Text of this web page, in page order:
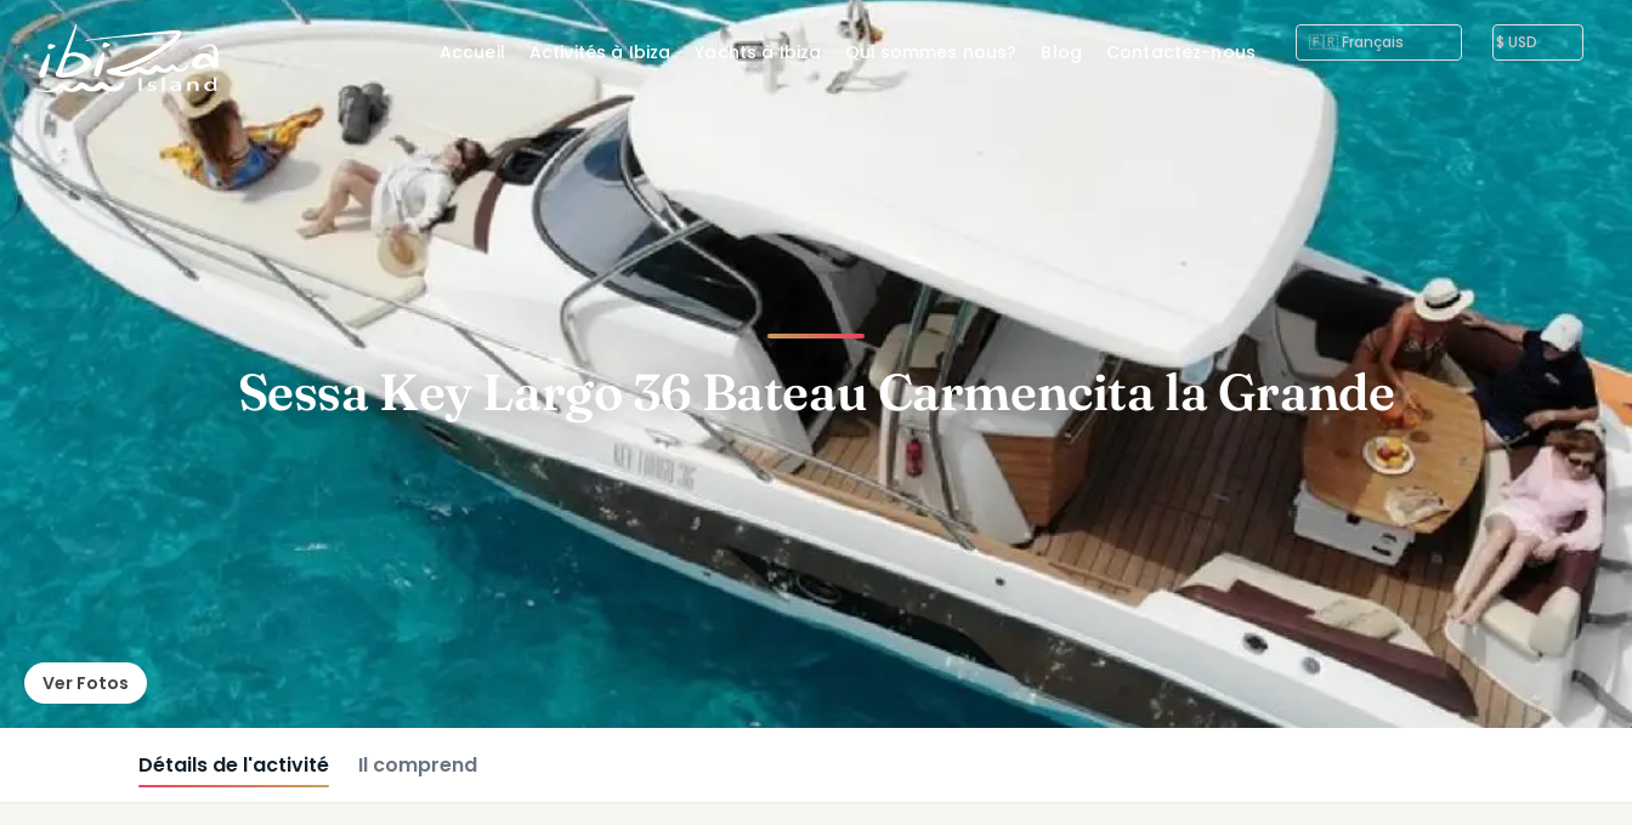
Sessa Key Largo 36 Bateau Carmencita la Grande
Ver Fotos
Détails de l'activité Il comprend
Accueil Activités à Ibiza Yachts à Ibiza Qui sommes nous? Contactez-nous